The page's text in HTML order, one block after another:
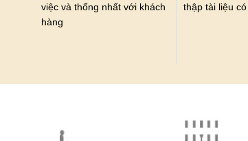
việc và thống nhất với khách
hàng
thập tài liệu